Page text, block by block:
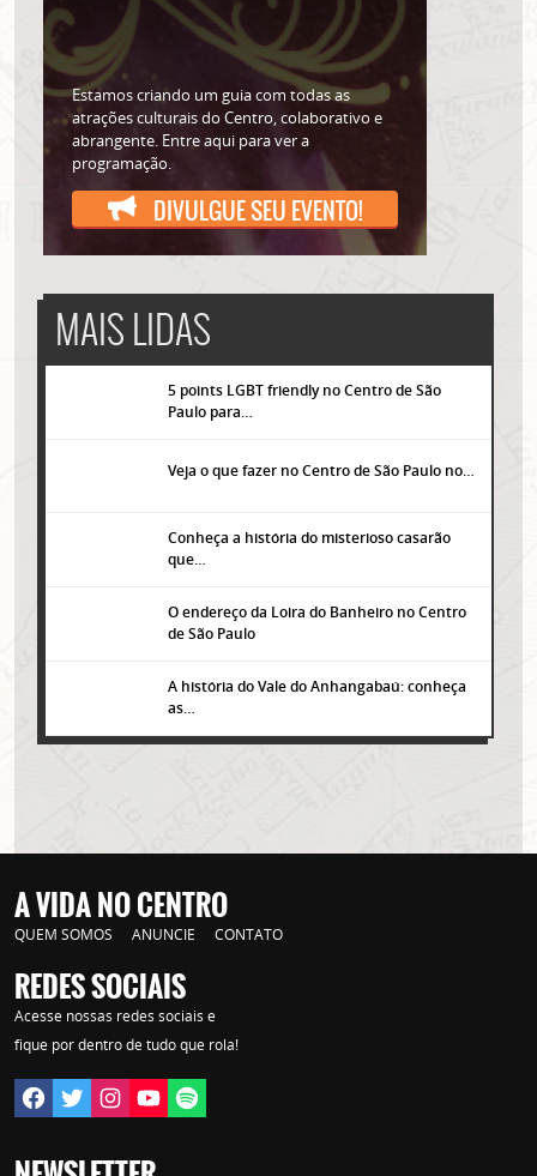
Estamos criando um guia com todas as
atrações culturais do Centro, colaborativo e
abrangente. Entre aqui para ver a
programação.
DIVULGUE SEU EVENTO!
MAIS LIDAS
5 points LGBT friendly no Centro de São
Paulo para…
Veja o que fazer no Centro de São Paulo no…
Conheça a história do misterioso casarão
que…
O endereço da Loira do Banheiro no Centro
de São Paulo
A história do Vale do Anhangabaú: conheça
as…
A VIDA NO CENTRO
QUEM SOMOS ANUNCIE CONTATO
REDES SOCIAIS
Acesse nossas redes sociais e
fique por dentro de tudo que rola!
CLIQUE AQUI
não mostrar mais esse popup
Lorem ipsum dolor sit amet, consectetur adipisicing elit. Autem assumenda
labore quia nobis nihil tempora praesentium distinctio, id, quibusdam est.